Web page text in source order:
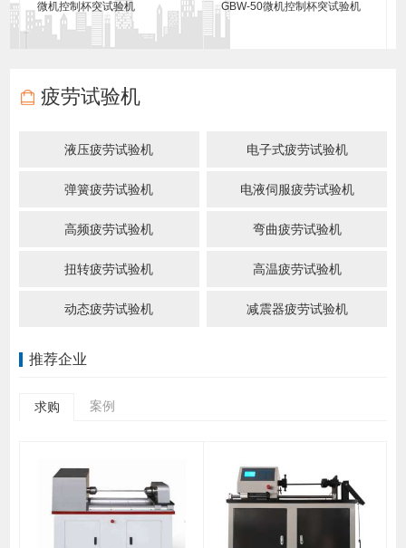
微机控制杯突试验机 GBW-50微机控制杯突试验机
疲劳试验机
液压疲劳试验机 电子式疲劳试验机
弹簧疲劳试验机 电液伺服疲劳试验机
高频疲劳试验机 弯曲疲劳试验机
扭转疲劳试验机 高温疲劳试验机
动态疲劳试验机 减震器疲劳试验机
推荐企业
求购 案例